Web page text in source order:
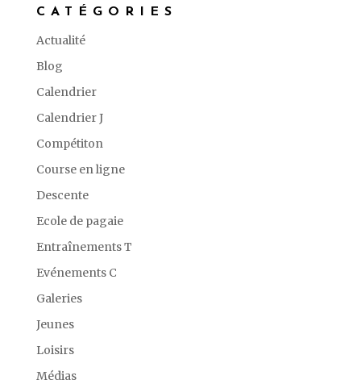
CATÉGORIES
Actualité
Blog
Calendrier
Calendrier J
Compétiton
Course en ligne
Descente
Ecole de pagaie
Entraînements T
Evénements C
Galeries
Jeunes
Loisirs
Médias